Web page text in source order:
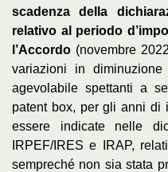
scadenza della
relativo al periodo
l’Accordo (novembre
variazioni in
agevolabile spettanti a
patent box, per gli anni di
essere indicate nelle
IRPEF/IRES e IRAP,
sempreché non sia stata